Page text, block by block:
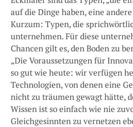
auf die Dinge haben, eine
Kurzum: Typen, die
unternehmen. Für diese
Chancen gilt es, den Boden zu
„Die Voraussetzungen für
so gut wie heute: wir verfügen
Technologien, von denen eine
nicht zu träumen gewagt hätte,
Wissen ist so einfach wie nie
Gleichgesinnten zu vernetzen